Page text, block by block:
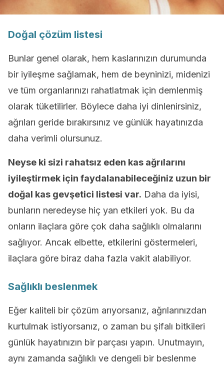
Doğal çözüm listesi
Bunlar genel olarak, hem kaslarınızın durumunda
bir iyileşme sağlamak, hem de beyninizi, midenizi
ve tüm organlarınızı rahatlatmak için demlenmiş
olarak tüketilirler. Böylece daha iyi dinlenirsiniz,
ağrıları geride bırakırsınız ve günlük hayatınızda
daha verimli olursunuz.
Neyse ki sizi rahatsız eden kas ağrılarını
iyileştirmek için faydalanabileceğiniz uzun bir
doğal kas gevşetici listesi var. Daha da iyisi,
bunların neredeyse hiç yan etkileri yok. Bu da
onların ilaçlara göre çok daha sağlıklı olmalarını
sağlıyor. Ancak elbette, etkilerini göstermeleri,
ilaçlara göre biraz daha fazla vakit alabiliyor.
Sağlıklı beslenmek
Eğer kaliteli bir çözüm arıyorsanız, ağrılarınızdan
kurtulmak istiyorsanız, o zaman bu şifalı bitkileri
günlük hayatınızın bir parçası yapın. Unutmayın,
aynı zamanda sağlıklı ve dengeli bir beslenme